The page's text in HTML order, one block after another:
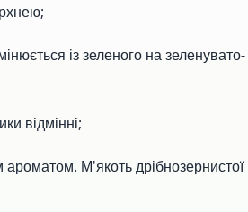
із зеленого на зеленувато-
відмінні;
ароматом. М'якоть дрібнозернистої